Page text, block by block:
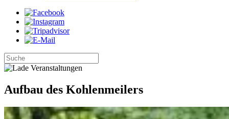
Aufbau des Kohlenmeilers